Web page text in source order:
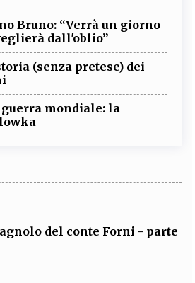
Bruno: “Verrà un giorno
dall'oblio”
(senza pretese) dei
guerra mondiale: la
del conte Forni - parte